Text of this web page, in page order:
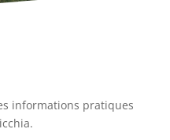
informations pratiques